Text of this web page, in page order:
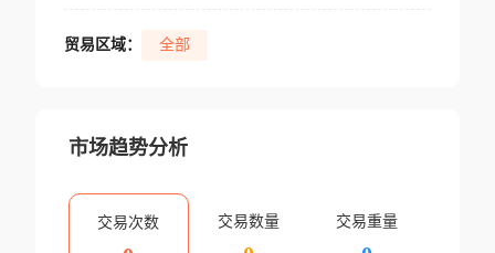
贸易区域： 全部
市场趋势分析
交易次数 交易数量 交易重量